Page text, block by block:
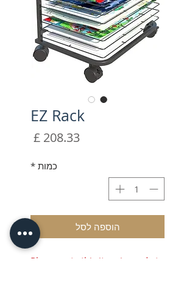
EZ Rack
מחיר
כמות *
הוספה לסל
Please note this item is made to